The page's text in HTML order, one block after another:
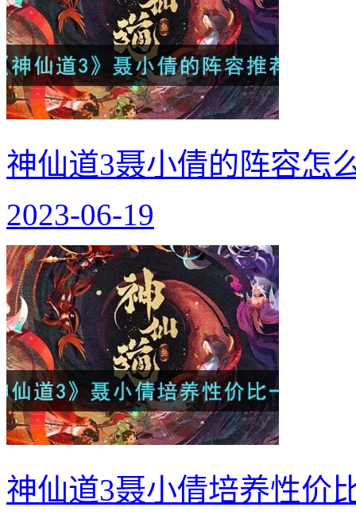
神仙道3聂小倩的阵容怎
2023-06-19
神仙道3聂小倩培养性价